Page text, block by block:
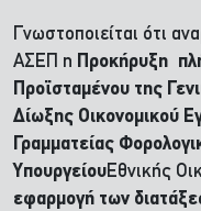
Γνωστοποιείται ότι
ΑΣΕΠ η Προκήρυξη
Προϊσταμένου της
Δίωξης Οικονομικού
Γραμματείας
ΥπουργείουΕθνικής
εφαρμογή των